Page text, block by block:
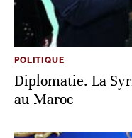
POLITIQUE
Diplomatie. La
au Maroc